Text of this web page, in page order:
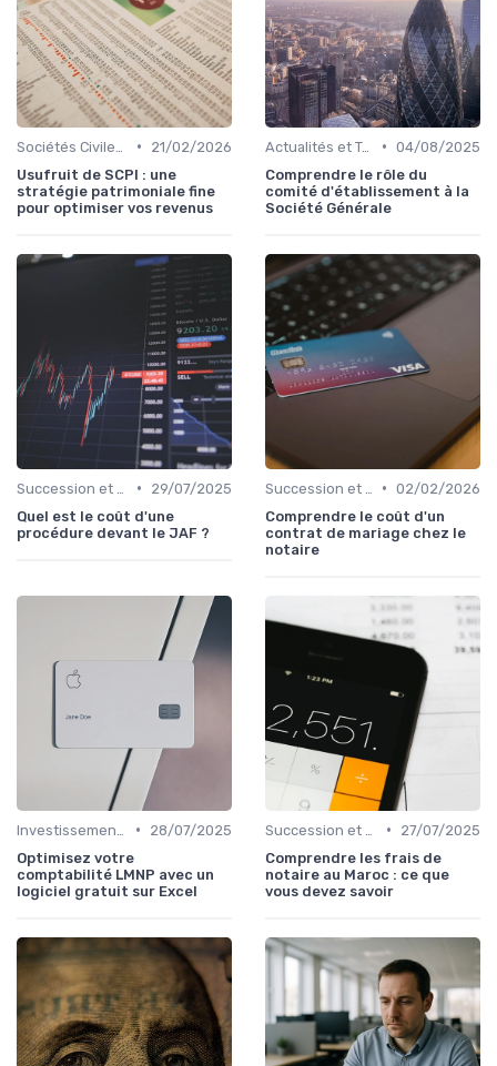
•
21/02/2026
Usufruit de SCPI : une
stratégie patrimoniale fine
pour optimiser vos revenus
Actualités et Tendances Économiques • 04/08/2025
Comprendre le rôle du
comité d'établissement à la
Société Générale
•
29/07/2025
Quel est le coût d'une
procédure devant le JAF ?
• 02/02/2026
Comprendre le coût d'un
contrat de mariage chez le
notaire
•
28/07/2025
Optimisez votre
comptabilité LMNP avec un
logiciel gratuit sur Excel
•
27/07/2025
Comprendre les frais de
notaire au Maroc : ce que
vous devez savoir